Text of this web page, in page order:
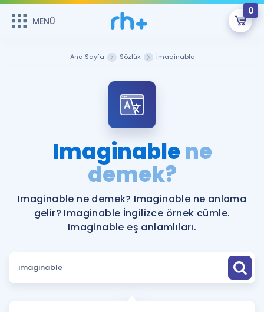
MENÜ
0
Şifremi Hatırlamıyorum
Sepetin Şu An Boş.
Remzi Hoca ile seni sınava hazırlayacak onlarca eğitim seni
bekliyor!
MENÜ
Katılımcı Görüşleri
Faydalı Araçlar
Ücretsiz Kaynaklar
Puan Hesaplama
İngilizce Gramer
Ana Sayfa Sözlük imaginable
Imaginablene
demek?
Imaginable ne demek? Imaginable ne anlama
gelir? Imaginable İngilizce örnek cümle.
Imaginable eş anlamlıları.